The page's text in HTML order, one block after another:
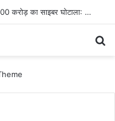
लखनऊ की ‘समिट बिल्डिंग’ में चल रहा था 200 करोड़ का साइबर घोटाला: 40 युवतियों समेत 119 गिरफ्तार